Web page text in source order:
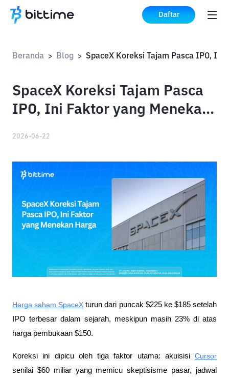
Daftar
Beranda > Blog >
SpaceX Koreksi Tajam Pasca
IPO, Ini Faktor yang Menekan
2026-06-22
Harga saham SpaceX turun dari puncak $225 ke $185 setelah
IPO terbesar dalam sejarah, meskipun masih 23% di atas
harga pembukaan $150.
Koreksi ini dipicu oleh tiga faktor utama: akuisisi Cursor
senilai $60 miliar yang memicu skeptisisme pasar, jadwal